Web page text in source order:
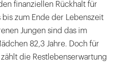
finanziellen Rückhalt für
bis zum Ende der Lebenszeit
Jungen sind das im
82,3 Jahre. Doch für
die Restlebenserwartung